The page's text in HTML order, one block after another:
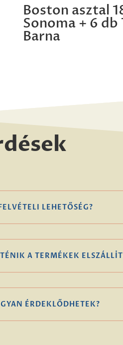
Boston asztal
Sonoma + 6 db
Barna
LEHETŐSÉG?
A TERMÉKEK
ÉRDEKLŐDHETEK?